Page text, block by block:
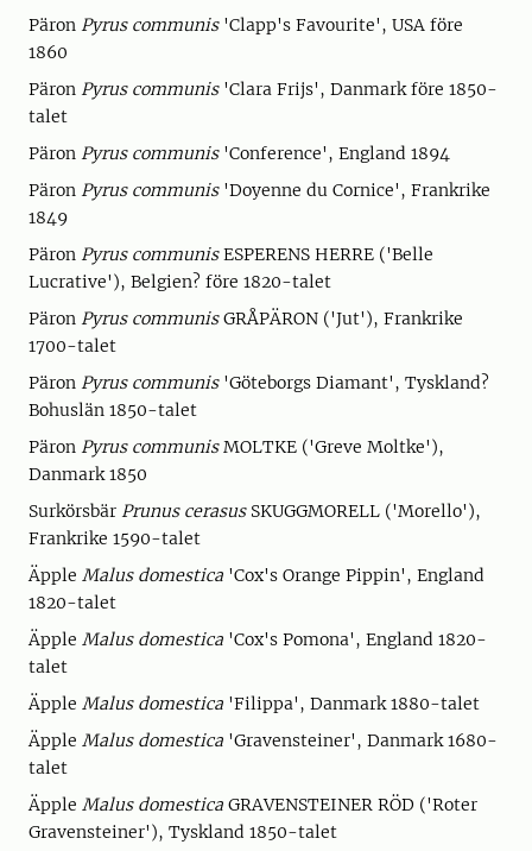
Päron Pyrus communis'Clapp's Favourite', USA före
1860
Päron Pyrus communis'Clara Frijs', Danmark före 1850-
talet
Päron Pyrus communis'Conference', England 1894
Päron Pyrus communis'Doyenne du Cornice', Frankrike
1849
Päron Pyrus communisESPERENS HERRE ('Belle
Lucrative'), Belgien? före 1820-talet
Päron Pyrus communisGRÅPÄRON ('Jut'), Frankrike
1700-talet
Päron Pyrus communis'Göteborgs Diamant', Tyskland?
Bohuslän 1850-talet
Päron Pyrus communisMOLTKE ('Greve Moltke'),
Danmark 1850
Surkörsbär Prunus cerasusSKUGGMORELL ('Morello'),
Frankrike 1590-talet
Äpple Malus domestica 'Cox's Orange Pippin', England
1820-talet
Äpple Malus domestica 'Cox's Pomona', England 1820-
talet
Äpple Malus domestica 'Filippa', Danmark 1880-talet
Äpple Malus domestica 'Gravensteiner', Danmark 1680-
talet
Äpple Malus domestica GRAVENSTEINER RÖD ('Roter
Gravensteiner'), Tyskland 1850-talet